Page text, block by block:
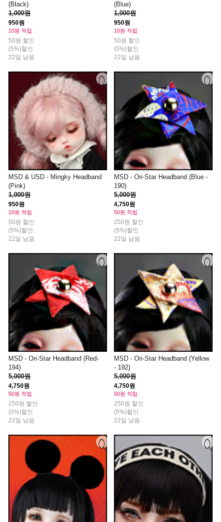
(Black)
1,000원
950원
10원 적립
50원 할인
(5%)할인
22일 남음
(Blue)
1,000원
950원
10원 적립
50원 할인
(5%)할인
22일 남음
MSD & USD - Mingky Headband
(Pink)
1,000원
950원
10원 적립
50원 할인
(5%)할인
22일 남음
MSD - Ori-Star Headband (Blue -
190)
5,000원
4,750원
50원 적립
250원 할인
(5%)할인
22일 남음
MSD - Ori-Star Headband (Red-
194)
5,000원
4,750원
50원 적립
250원 할인
(5%)할인
22일 남음
MSD - Ori-Star Headband (Yellow
- 192)
5,000원
4,750원
50원 적립
250원 할인
(5%)할인
22일 남음